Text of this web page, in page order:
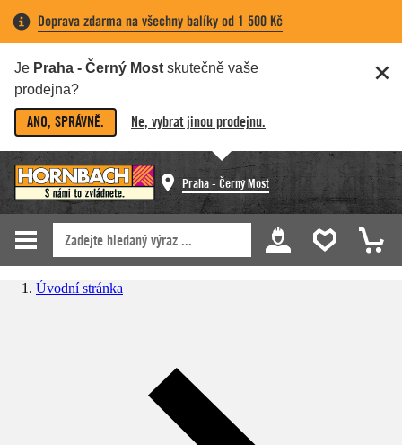
Doprava zdarma na všechny balíky od 1 500 Kč
Je Praha - Černý Most skutečně vaše
prodejna?
ANO, SPRÁVNĚ. Ne, vybrat jinou prodejnu.
Praha - Černý Most
Úvodní stránka